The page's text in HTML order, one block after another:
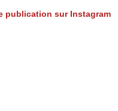
publication sur Instagram